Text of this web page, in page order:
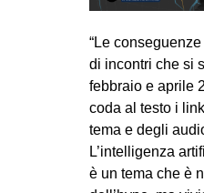
“Le conseguenze
di incontri che si
febbraio e aprile
coda al testo i
tema e degli
L’intelligenza
è un tema che è